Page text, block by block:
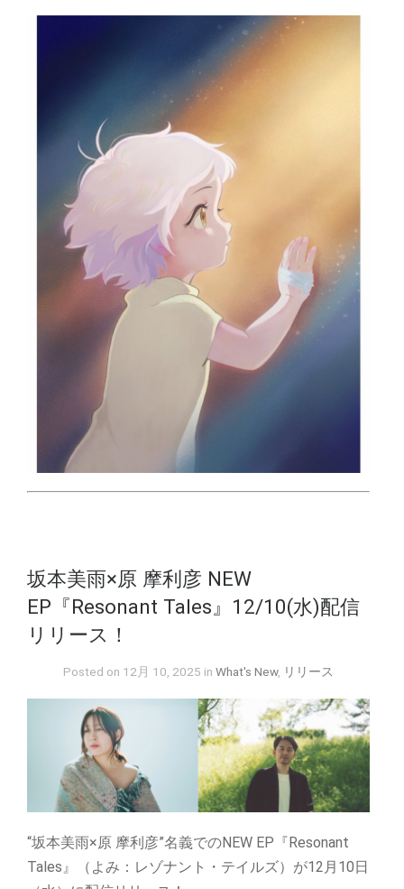
坂本美雨×原 摩利彦 NEW
EP『Resonant Tales』12/10(水)配信
リリース！
Posted on 12月 10, 2025 inWhat's New, リリース
“坂本美雨×原 摩利彦”名義でのNEW EP『Resonant
Tales』（よみ：レゾナント・テイルズ）が12月10日